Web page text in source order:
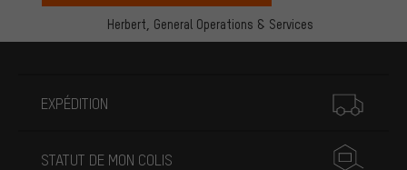
Herbert, General Operations & Services
EXPÉDITION
STATUT DE MON COLIS